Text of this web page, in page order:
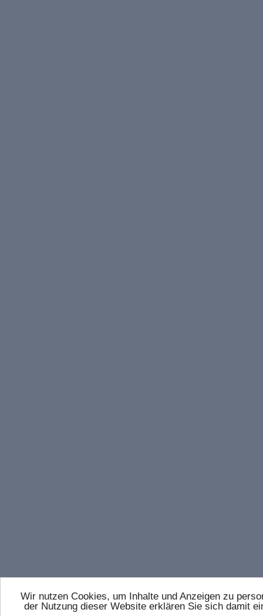
Wir nutzen Cookies, um Inhalte und Anzeigen zu
der Nutzung dieser Website erklären Sie sich damit